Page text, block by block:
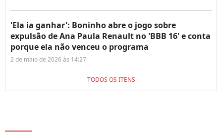
'Ela ia ganhar': Boninho abre o jogo sobre
expulsão de Ana Paula Renault no 'BBB 16' e conta
porque ela não venceu o programa
2 de maio de 2026 às 14:27
TODOS OS ITENS